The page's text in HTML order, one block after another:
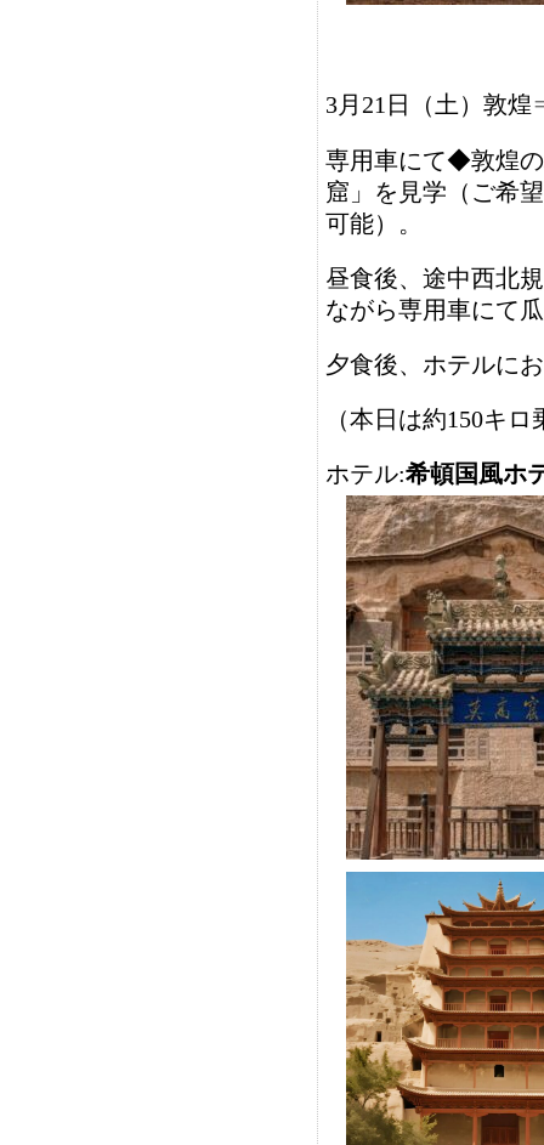
3月21日（土） 敦煌
専用車にて◆敦煌
窟」を見学（ご希
可能）。
昼食後、途中西北
ながら専用車にて
夕食後、ホテルに
（本日は約150キ
ホテル:希頓国風ホ